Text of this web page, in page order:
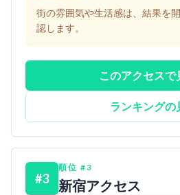
街の雰囲気や生活感は、結果を
認します。
このアクセスで
ランキングの
#3
順位 #3
新宿アクセス